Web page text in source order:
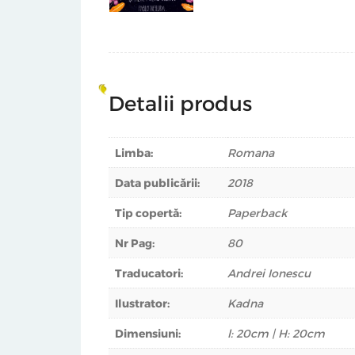
Detalii produs
Limba: Romana
Data publicării: 2018
Tip copertă: Paperback
Nr Pag: 80
Traducatori: Andrei Ionescu
Ilustrator: Kadna
Dimensiuni: l: 20cm | H: 20cm